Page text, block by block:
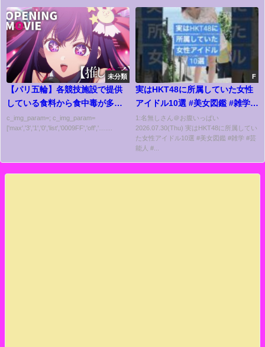
未分類
【パリ五輪】各競技施設で提供
している食料から食中毒が多数
発生
c_img_param=; c_img_param=
['max','3','1','0','list','0009FF','off','…....
F
実はHKT48に所属していた女性
アイドル10選 #美女図鑑 #雑学 #
芸能人 #アイドル
1:名無しさん＠お腹いっぱい
2026.07.30(Thu) 実はHKT48に所属してい
た女性アイドル10選 #美女図鑑 #雑学 #芸
能人 #...